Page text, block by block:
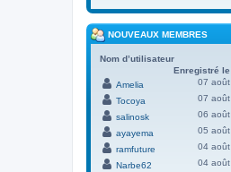
NOUVEAUX MEMBRES
Nom d’utilisateur
Enregistré le
Amelia
07 août
Tocoya
07 août
salinosk
06 août
ayayema
05 août
ramfuture
04 août
Narbe62
04 août